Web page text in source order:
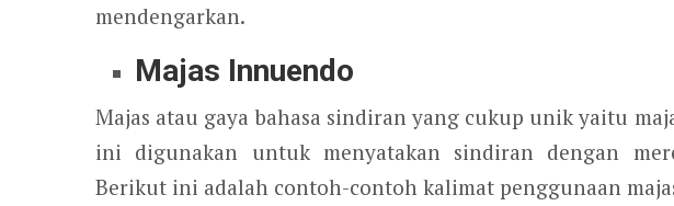
mendengarkan.
Majas Innuendo
Majas atau gaya bahasa sindiran yang cukup unik yaitu
ini digunakan untuk menyatakan sindiran dengan
Berikut ini adalah contoh-contoh kalimat penggunaan